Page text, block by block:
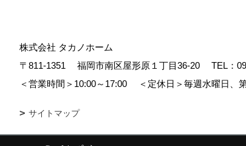
株式会社 タカノホーム
〒811-1351
福岡市南区屋形原１丁目36-20 TEL：
＜営業時間＞10:00～17:00
＜定休日＞毎週水曜日、
サイトマップ